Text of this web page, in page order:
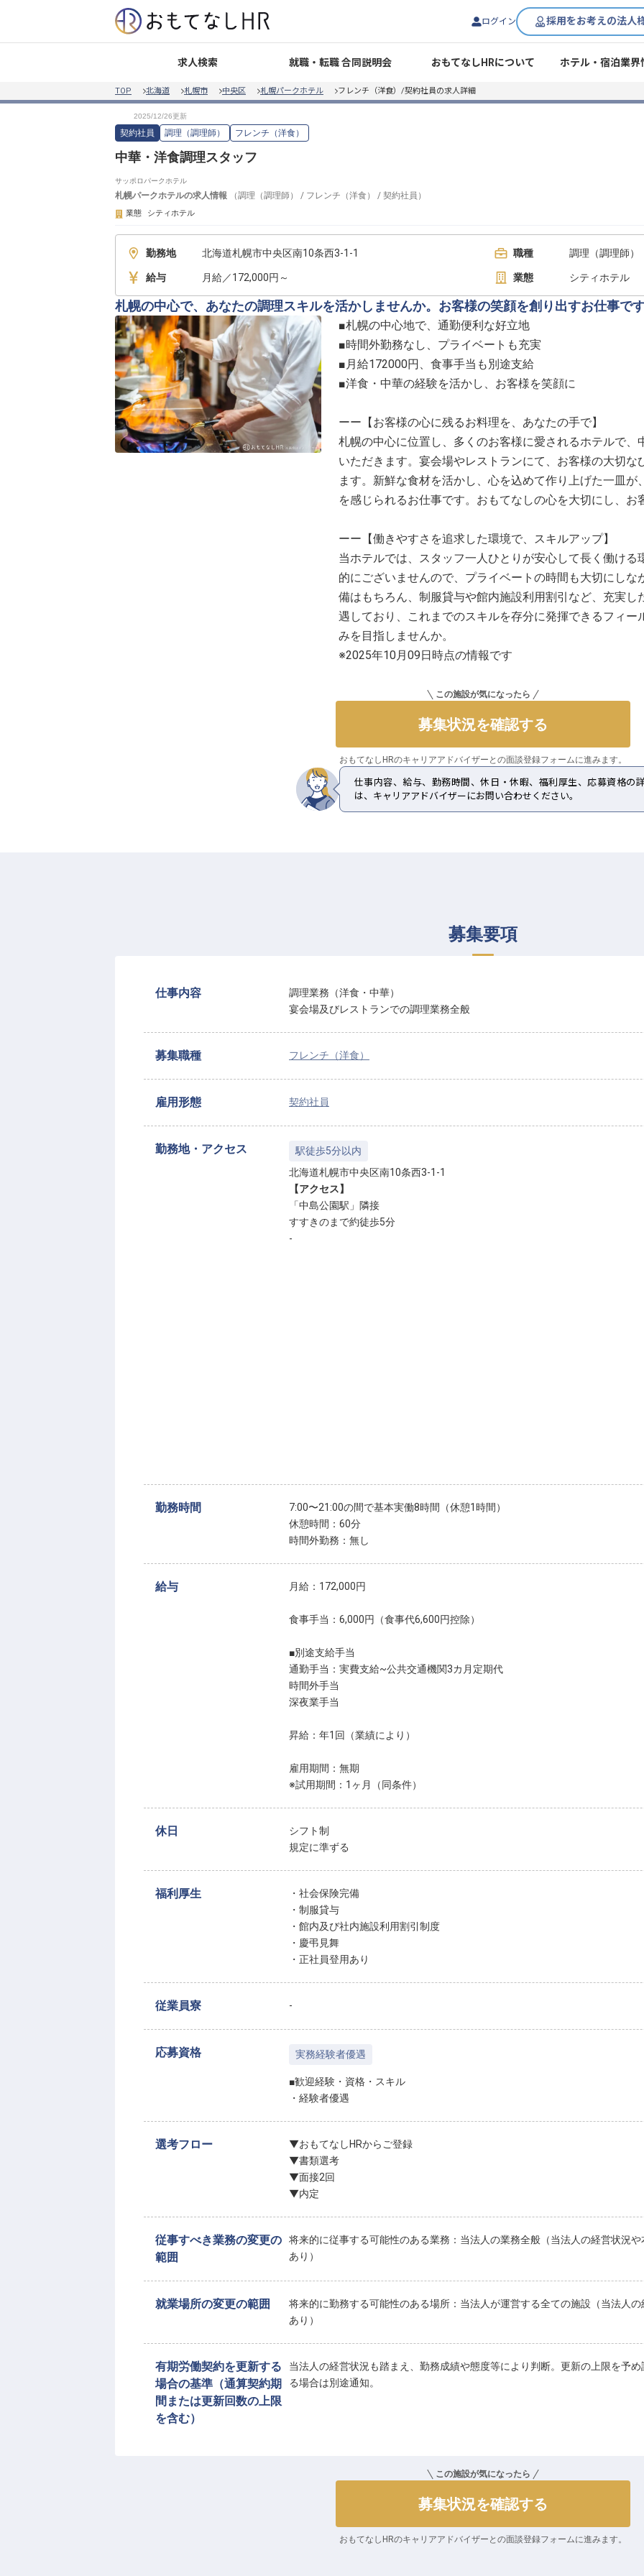
ログイン 採用をお考えの法人
求人検索 就職・転職 合同説明会 おもてなしHRについて ホテル・宿泊業界
TOP 北海道 札幌市 中央区 札幌パークホテル フレンチ（洋食）/契約社員の求人詳細
契約社員 調理（調理師） フレンチ（洋食）
中華・洋食調理スタッフ
サッポロパークホテル
札幌パークホテルの求人情報 （調理（調理師） / フレンチ（洋食） / 契約社員 ）
業態 シティホテル
勤務地 北海道札幌市中央区南10条西3-1-1 職種 調理（調理師）
給与 月給／172,000円～ 業態 シティホテル
札幌の中心で、あなたの調理スキルを活かしませんか。お客様の笑顔を創り出すお仕事で
■札幌の中心地で、通勤便利な好立地
■時間外勤務なし、プライベートも充実
■月給172000円、食事手当も別途支給
■洋食・中華の経験を活かし、お客様を笑顔に
ーー【お客様の心に残るお料理を、あなたの手で】
札幌の中心に位置し、多くのお客様に愛されるホテルで
いただきます。宴会場やレストランにて、お客様の大切
ます。新鮮な食材を活かし、心を込めて作り上げた一皿
を感じられるお仕事です。おもてなしの心を大切にし、
ーー【働きやすさを追求した環境で、スキルアップ】
当ホテルでは、スタッフ一人ひとりが安心して長く働け
的にございませんので、プライベートの時間も大切にし
備はもちろん、制服貸与や館内施設利用割引など、充実
遇しており、これまでのスキルを存分に発揮できるフィ
みを目指しませんか。
※2025年10月09日時点の情報です
この施設が気になったら
募集状況を確認する
おもてなしHRのキャリアアドバイザーとの面談登録フォームに進みます。
仕事内容、給与、勤務時間、休日・休暇、福利厚生、応募資格の
は、キャリアアドバイザーにお問い合わせください。
募集要項
仕事内容
調理業務（洋食・中華）
宴会場及びレストランでの調理業務全般
募集職種 フレンチ（洋食）
雇用形態 契約社員
勤務地・アクセス
駅徒歩5分以内
北海道札幌市中央区南10条西3-1-1
【アクセス】
「中島公園駅」隣接
すすきのまで約徒歩5分
-
勤務時間
7:00〜21:00の間で基本実働8時間（休憩1時間）
休憩時間：60分
時間外勤務：無し
給与 月給：172,000円
食事手当：6,000円（食事代6,600円控除）
■別途支給手当
通勤手当：実費支給~公共交通機関3カ月定期代
時間外手当
深夜業手当
昇給：年1回（業績により）
雇用期間：無期
※試用期間：1ヶ月（同条件）
休日
シフト制
規定に準ずる
福利厚生
・社会保険完備
・制服貸与
・館内及び社内施設利用割引制度
・慶弔見舞
・正社員登用あり
従業員寮 -
応募資格 実務経験者優遇
■歓迎経験・資格・スキル
・経験者優遇
選考フロー
▼おもてなしHRからご登録
▼書類選考
▼面接2回
▼内定
従事すべき業務の変更の
範囲
将来的に従事する可能性のある業務：当法人の業務全般（当法人の経営状況
あり）
就業場所の変更の範囲
将来的に勤務する可能性のある場所：当法人が運営する全ての施設（当法人
あり）
有期労働契約を更新する
場合の基準（通算契約期
間または更新回数の上限
を含む）
当法人の経営状況も踏まえ、勤務成績や態度等により判断。更新の上限を予
る場合は別途通知。
この施設が気になったら
募集状況を確認する
おもてなしHRのキャリアアドバイザーとの面談登録フォームに進みます。